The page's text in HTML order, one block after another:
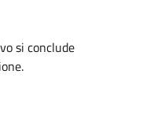
si conclude